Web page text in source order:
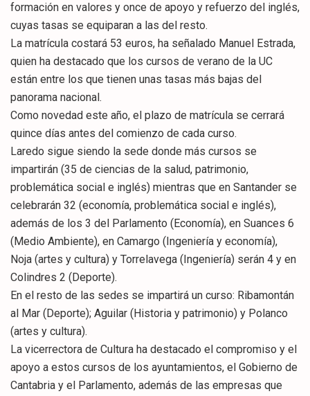
formación en valores y once de apoyo y refuerzo del inglés,
cuyas tasas se equiparan a las del resto.
La matrícula costará 53 euros, ha señalado Manuel Estrada,
quien ha destacado que los cursos de verano de la UC
están entre los que tienen unas tasas más bajas del
panorama nacional.
Como novedad este año, el plazo de matrícula se cerrará
quince días antes del comienzo de cada curso.
Laredo sigue siendo la sede donde más cursos se
impartirán (35 de ciencias de la salud, patrimonio,
problemática social e inglés) mientras que en Santander se
celebrarán 32 (economía, problemática social e inglés),
además de los 3 del Parlamento (Economía), en Suances 6
(Medio Ambiente), en Camargo (Ingeniería y economía),
Noja (artes y cultura) y Torrelavega (Ingeniería) serán 4 y en
Colindres 2 (Deporte).
En el resto de las sedes se impartirá un curso: Ribamontán
al Mar (Deporte); Aguilar (Historia y patrimonio) y Polanco
(artes y cultura).
La vicerrectora de Cultura ha destacado el compromiso y el
apoyo a estos cursos de los ayuntamientos, el Gobierno de
Cantabria y el Parlamento, además de las empresas que